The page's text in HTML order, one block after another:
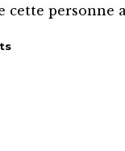
cette personne